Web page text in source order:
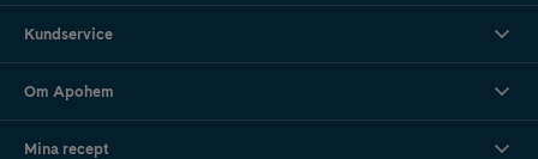
Kundservice
Om Apohem
Mina recept